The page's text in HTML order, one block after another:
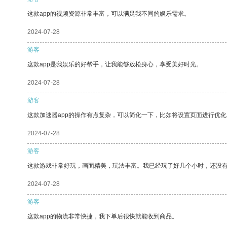
这款app的视频资源非常丰富，可以满足我不同的娱乐需求。
2024-07-28
游客
这款app是我娱乐的好帮手，让我能够放松身心，享受美好时光。
2024-07-28
游客
这款加速器app的操作有点复杂，可以简化一下，比如将设置页面进行优化
2024-07-28
游客
这款游戏非常好玩，画面精美，玩法丰富。我已经玩了好几个小时，还没有
2024-07-28
游客
这款app的物流非常快捷，我下单后很快就能收到商品。